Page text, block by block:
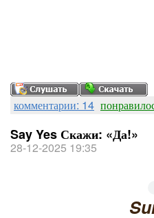
комментарии: 14
Say Yes Скажи: «Да!»
28-12-2025 19:35